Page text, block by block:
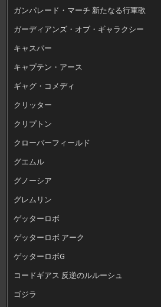
ガンパレード・マーチ 新たなる行軍歌
ガーディアンズ・オブ・ギャラクシー
キャスパー
キャプテン・アース
ギャグ・コメディ
クリッター
クリプトン
クローバーフィールド
グエムル
グノーシア
グレムリン
ゲッターロボ
ゲッターロボ アーク
ゲッターロボG
コードギアス 反逆のルルーシュ
ゴジラ